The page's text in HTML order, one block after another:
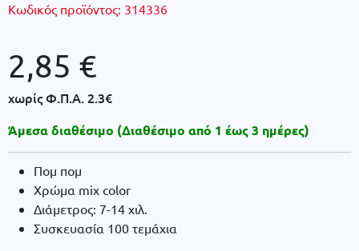
Κωδικός προϊόντος: 314336
2,85 €
χωρίς Φ.Π.Α. 2.3€
Άμεσα διαθέσιμο (Διαθέσιμο από 1 έως 3 ημέρες)
Πομ πομ
Χρώμα mix color
Διάμετρος: 7-14 χιλ.
Συσκευασία 100 τεμάχια